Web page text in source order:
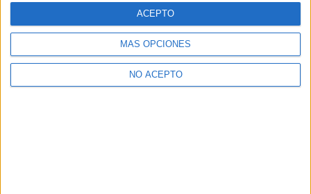
MÁS OPCIONES
NO ACEPTO
ACEPTO